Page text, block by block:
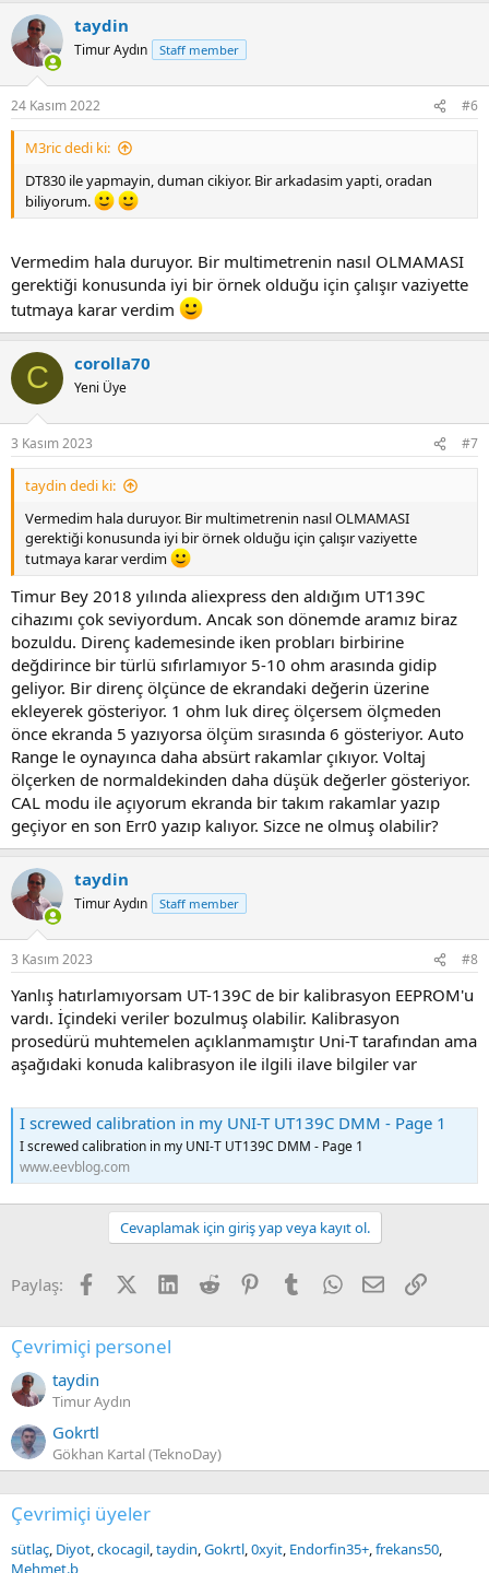
taydin
Timur Aydın Staff member
24 Kasım 2022 #6
M3ric dedi ki:
DT830 ile yapmayin, duman cikiyor. Bir arkadasim yapti, oradan
biliyorum.
Vermedim hala duruyor. Bir multimetrenin nasıl OLMAMASI
gerektiği konusunda iyi bir örnek olduğu için çalışır vaziyette
tutmaya karar verdim
C corolla70
Yeni Üye
3 Kasım 2023 #7
taydin dedi ki:
Vermedim hala duruyor. Bir multimetrenin nasıl OLMAMASI
gerektiği konusunda iyi bir örnek olduğu için çalışır vaziyette
tutmaya karar verdim
Timur Bey 2018 yılında aliexpress den aldığım UT139C
cihazımı çok seviyordum. Ancak son dönemde aramız biraz
bozuldu. Direnç kademesinde iken probları birbirine
değdirince bir türlü sıfırlamıyor 5-10 ohm arasında gidip
geliyor. Bir direnç ölçünce de ekrandaki değerin üzerine
ekleyerek gösteriyor. 1 ohm luk direç ölçersem ölçmeden
önce ekranda 5 yazıyorsa ölçüm sırasında 6 gösteriyor. Auto
Range le oynayınca daha absürt rakamlar çıkıyor. Voltaj
ölçerken de normaldekinden daha düşük değerler gösteriyor.
CAL modu ile açıyorum ekranda bir takım rakamlar yazıp
geçiyor en son Err0 yazıp kalıyor. Sizce ne olmuş olabilir?
taydin
Timur Aydın Staff member
3 Kasım 2023 #8
Yanlış hatırlamıyorsam UT-139C de bir kalibrasyon EEPROM'u
vardı. İçindeki veriler bozulmuş olabilir. Kalibrasyon
prosedürü muhtemelen açıklanmamıştır Uni-T tarafından ama
aşağıdaki konuda kalibrasyon ile ilgili ilave bilgiler var
I screwed calibration in my UNI-T UT139C DMM - Page 1
I screwed calibration in my UNI-T UT139C DMM - Page 1
www.eevblog.com
Cevaplamak için giriş yap veya kayıt ol.
Paylaş: FacebookX (Twitter)
LinkedIn
Reddit PinterestTumblrWhatsApp
E-postaLink
Çevrimiçi personel
taydin
Timur Aydın
Gokrtl
Gökhan Kartal (TeknoDay)
Çevrimiçi üyeler
sütlaç Diyot ckocagil taydin Gokrtl 0xyit Endorfin35+ frekans50
Mehmet.b